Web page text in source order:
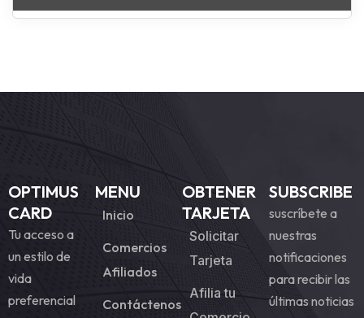
OPTIMUS
CARD
Tu acceso a
un estilo de
vida
preferencial
MENU
Inicio
Comercios
Afiliados
Contáctenos
OBTENER
TARJETA
Solicitar
Tarjeta
Afilia tu
SUBSCRIBE
suscríbete a
nuestras
notificaciones
para recibir las
últimas noticias